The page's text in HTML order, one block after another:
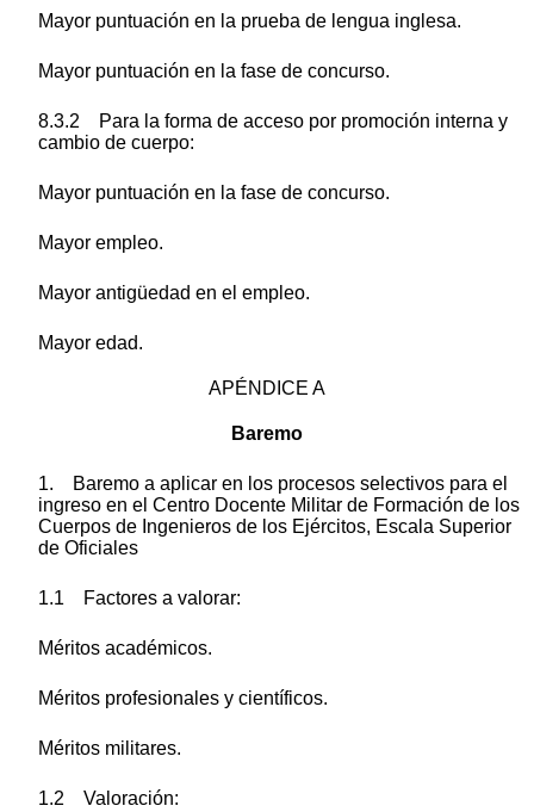
Mayor puntuación en la prueba de lengua inglesa.
Mayor puntuación en la fase de concurso.
8.3.2 Para la forma de acceso por promoción interna y
cambio de cuerpo:
Mayor puntuación en la fase de concurso.
Mayor empleo.
Mayor antigüedad en el empleo.
Mayor edad.
APÉNDICE A
Baremo
1. Baremo a aplicar en los procesos selectivos para el
ingreso en el Centro Docente Militar de Formación de los
Cuerpos de Ingenieros de los Ejércitos, Escala Superior
de Oficiales
1.1 Factores a valorar:
Méritos académicos.
Méritos profesionales y científicos.
Méritos militares.
1.2 Valoración: